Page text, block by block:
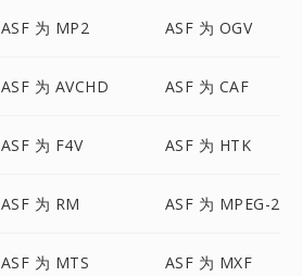
ASF 为 MP2 ASF 为 OGV
ASF 为 AVCHD ASF 为 CAF
ASF 为 F4V ASF 为 HTK
ASF 为 RM ASF 为 MPEG-2
ASF 为 MTS ASF 为 MXF